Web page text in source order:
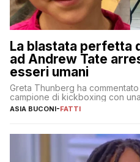
La blastata perfetta
ad Andrew Tate
esseri umani
Greta Thunberg ha
campione di kickboxing con
ASIA BUCONI-FATTI